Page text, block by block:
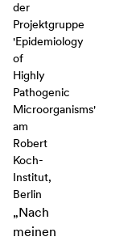
der
Projektgruppe
'Epidemiology
of
Highly
Pathogenic
Microorganisms'
am
Robert
Koch-
Institut,
Berlin
„Nach
meinen